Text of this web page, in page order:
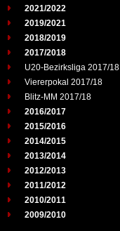
2021/2022
2019/2021
2018/2019
2017/2018
U20-Bezirksliga 2017/18
Viererpokal 2017/18
Blitz-MM 2017/18
2016/2017
2015/2016
2014/2015
2013/2014
2012/2013
2011/2012
2010/2011
2009/2010